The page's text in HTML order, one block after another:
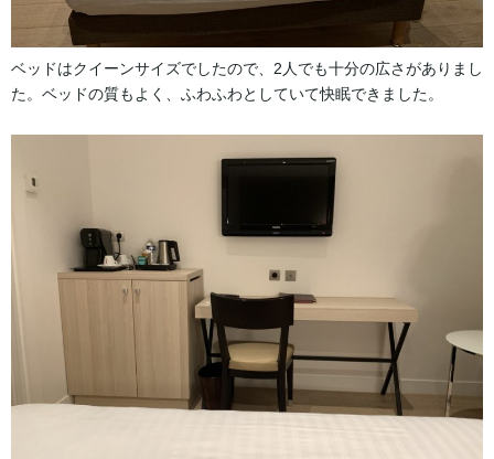
ベッドはクイーンサイズでしたので、2人でも十分の広さがありまし
た。ベッドの質もよく、ふわふわとしていて快眠できました。